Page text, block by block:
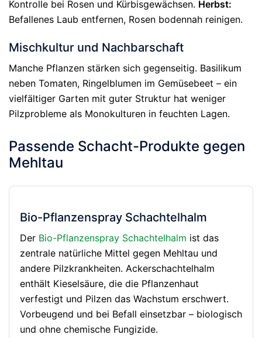
Kontrolle bei Rosen und Kürbisgewächsen. Herbst:
Befallenes Laub entfernen, Rosen bodennah reinigen.
Mischkultur und Nachbarschaft
Manche Pflanzen stärken sich gegenseitig. Basilikum
neben Tomaten, Ringelblumen im Gemüsebeet – ein
vielfältiger Garten mit guter Struktur hat weniger
Pilzprobleme als Monokulturen in feuchten Lagen.
Passende Schacht-Produkte gegen
Mehltau
Bio-Pflanzenspray Schachtelhalm
Der Bio-Pflanzenspray Schachtelhalm ist das
zentrale natürliche Mittel gegen Mehltau und
andere Pilzkrankheiten. Ackerschachtelhalm
enthält Kieselsäure, die die Pflanzenhaut
verfestigt und Pilzen das Wachstum erschwert.
Vorbeugend und bei Befall einsetzbar – biologisch
und ohne chemische Fungizide.